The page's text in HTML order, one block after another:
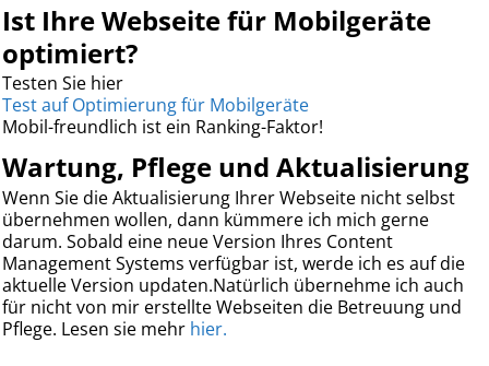
Ist Ihre Webseite für Mobilgeräte
optimiert?
Testen Sie hier
Test auf Optimierung für Mobilgeräte
Mobil-freundlich ist ein Ranking-Faktor!
Wartung, Pflege und Aktualisierung
Wenn Sie die Aktualisierung Ihrer Webseite nicht selbst
übernehmen wollen, dann kümmere ich mich gerne
darum. Sobald eine neue Version Ihres Content
Management Systems verfügbar ist, werde ich es auf die
aktuelle Version updaten.Natürlich übernehme ich auch
für nicht von mir erstellte Webseiten die Betreuung und
Pflege. Lesen sie mehr hier.